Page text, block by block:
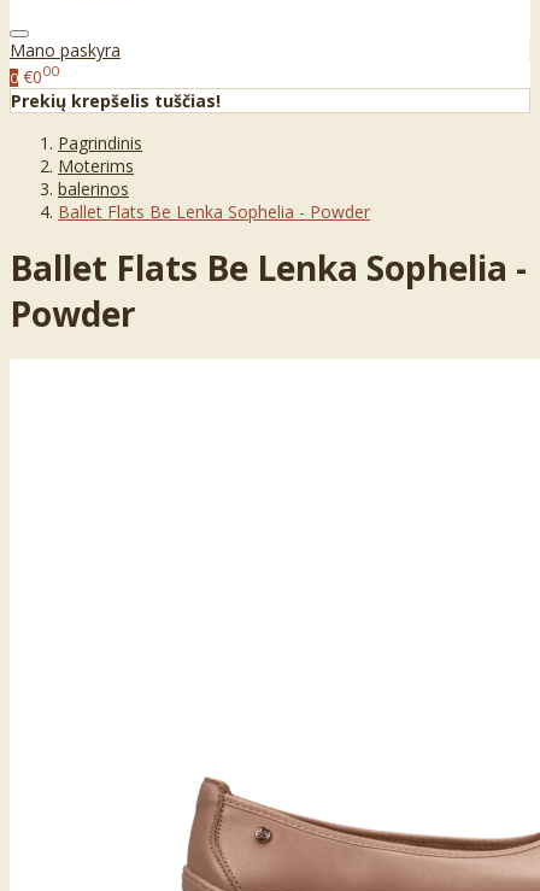
Mano paskyra
0 €000
Prekių krepšelis tuščias!
Pagrindinis
Moterims
balerinos
Ballet Flats Be Lenka Sophelia - Powder
Ballet Flats Be Lenka Sophelia -
Powder